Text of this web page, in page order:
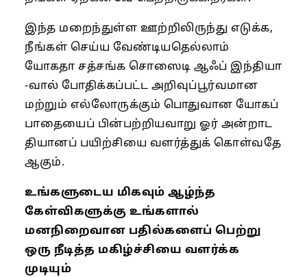
இந்த மறைந்துள்ள ஊற்றிலிருந்து எடுக்க,
நீங்கள் செய்ய வேண்டியதெல்லாம்
யோகதா சத்சங்க சொஸைடி ஆஃப் இந்தியா
-வால் போதிக்கப்பட்ட அறிவுப்பூர்வமான
மற்றும் எல்லோருக்கும் பொதுவான யோகப்
பாதையைப் பின்பற்றியவாறு ஓர் அன்றாட
தியானப் பயிற்சியை வளர்த்துக் கொள்வதே
ஆகும்.
உங்களுடைய மிகவும் ஆழ்ந்த
கேள்விகளுக்கு உங்களால்
மனநிறைவான பதில்களைப் பெற்று
ஒரு நீடித்த மகிழ்ச்சியை வளர்க்க
முடியும்